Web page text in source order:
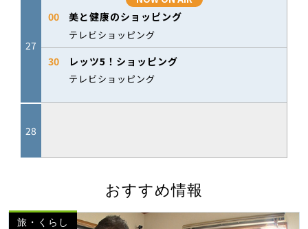
おすすめ情報
旅・くらし